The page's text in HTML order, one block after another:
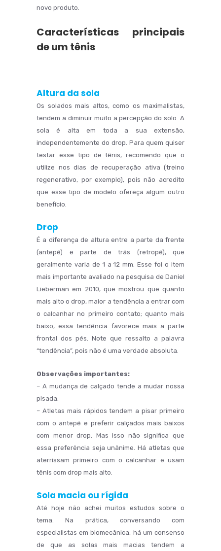
novo produto.
Características principais
de um tênis
Altura da sola
Os solados mais altos, como os maximalistas,
tendem a diminuir muito a percepção do solo. A
sola é alta em toda a sua extensão,
independentemente do drop. Para quem quiser
testar esse tipo de tênis, recomendo que o
utilize nos dias de recuperação ativa (treino
regenerativo, por exemplo), pois não acredito
que esse tipo de modelo ofereça algum outro
benefício.
Drop
É a diferença de altura entre a parte da frente
(antepé) e parte de trás (retropé), que
geralmente varia de 1 a 12 mm. Esse foi o item
mais importante avaliado na pesquisa de Daniel
Lieberman em 2010, que mostrou que quanto
mais alto o drop, maior a tendência a entrar com
o calcanhar no primeiro contato; quanto mais
baixo, essa tendência favorece mais a parte
frontal dos pés. Note que ressalto a palavra
“tendência”, pois não é uma verdade absoluta.
Observações importantes:
– A mudança de calçado tende a mudar nossa
pisada.
– Atletas mais rápidos tendem a pisar primeiro
com o antepé e preferir calçados mais baixos
com menor drop. Mas isso não significa que
essa preferência seja unânime. Há atletas que
aterrissam primeiro com o calcanhar e usam
tênis com drop mais alto.
Sola macia ou rígida
Até hoje não achei muitos estudos sobre o
tema. Na prática, conversando com
especialistas em biomecânica, há um consenso
de que as solas mais macias tendem a